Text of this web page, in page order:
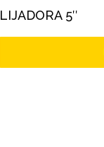
LIJADORA 5″